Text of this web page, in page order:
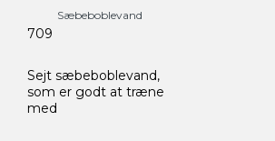
Sæbeboblevand
709
Sejt sæbeboblevand,
som er godt at træne
med